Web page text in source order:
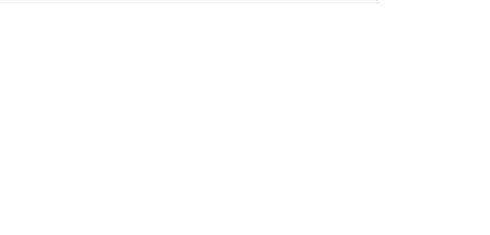
Zusammenspiel unseres interdisziplinären Teams
kreieren besondere Räume nach den Wünschen